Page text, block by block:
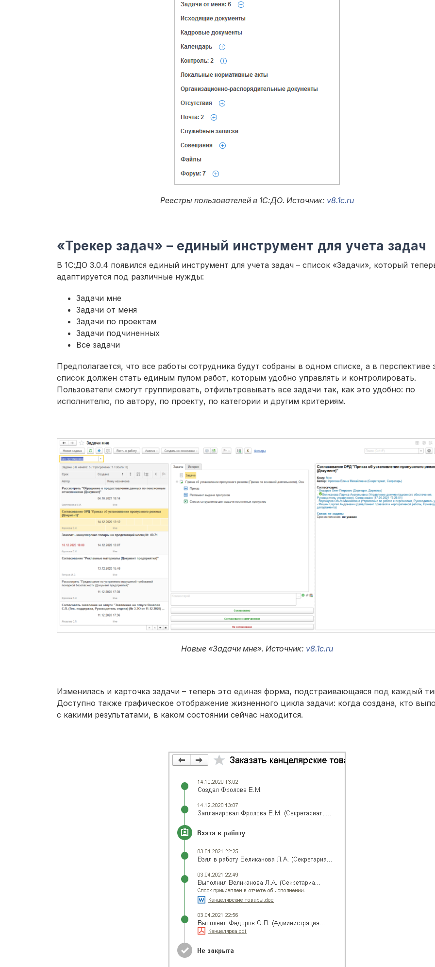
Реестры пользователей в 1С:ДО. Источник: v8.1c.ru
«Трекер задач» – единый инструмент для учета задач
В 1С:ДО 3.0.4 появился единый инструмент для учета задач – список «Задачи», который
адаптируется под различные нужды:
Задачи мне
Задачи от меня
Задачи по проектам
Задачи подчиненных
Все задачи
Предполагается, что все работы сотрудника будут собраны в одном списке, а в перспективе
список должен стать единым пулом работ, которым удобно управлять и контролировать.
Пользователи смогут группировать, отфильтровывать все задачи так, как это удобно: по
исполнителю, по автору, по проекту, по категории и другим критериям.
Новые «Задачи мне». Источник: v8.1c.ru
Изменилась и карточка задачи – теперь это единая форма, подстраивающаяся под каждый
Доступно также графическое отображение жизненного цикла задачи: когда создана, кто
с какими результатами, в каком состоянии сейчас находится.